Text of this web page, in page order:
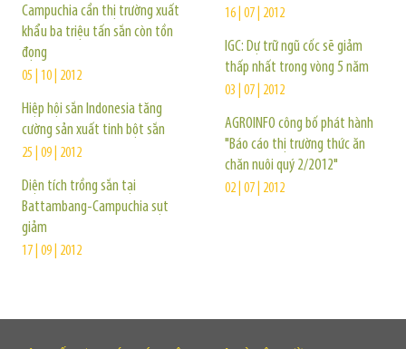
Campuchia cần thị trường xuất
khẩu ba triệu tấn sắn còn tồn
đọng
05 | 10 | 2012
Hiệp hội sắn Indonesia tăng
cường sản xuất tinh bột sắn
25 | 09 | 2012
Diện tích trồng sắn tại
Battambang-Campuchia sụt
giảm
17 | 09 | 2012
16 | 07 | 2012
IGC: Dự trữ ngũ cốc sẽ giảm
thấp nhất trong vòng 5 năm
03 | 07 | 2012
AGROINFO công bố phát hành
"Báo cáo thị trường thức ăn
chăn nuôi quý 2/2012"
02 | 07 | 2012